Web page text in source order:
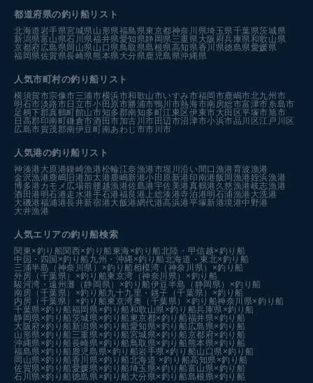
都道府県の釣り船リスト
北海道岩手県宮城県山形県福島県東京都神奈川県埼玉県千葉県茨城県
新潟県富山県石川県福井県愛知県静岡県三重県大阪府兵庫県和歌山県
京都府広島県岡山県山口県鳥取県島根県高知県香川県徳島県愛媛県
福岡県佐賀県長崎県熊本県大分県鹿児島県沖縄県
人気市町村の釣り船リスト
横須賀市宗像市三浦市横浜市和歌山市いすみ市福岡市鹿嶋市北九州市
明石市淡路市 日立市小田原市勝浦市鴨川市熱海市南房総市富津市糸島市
足柄下郡真鶴町館山市知多郡南知多町江東区伊東市大田区平塚市旭市
日高郡印南町鎌倉市酒田市加古川市 田辺市沼津市小浜市品川区江戸川区
広島市賀茂郡南伊豆町南あわじ市市川市
人気港の釣り船リスト
神湊港 大原港鐘崎漁港松輪江奈漁港市堀川沿い 間口漁港育波漁港
金沢漁港鹿嶋旧港加太港鹿嶋新港小田原新港 印南港飯岡漁港姪浜漁港
博多港カモメ広場前 腰越漁港佐島港宇佐美港真鶴港 久慈漁港岐志漁港
酒田港 明石港走水港手石港福良港 上総湊港寺泊港明石浦漁港 大洗港
大磯港福浦港長井新宿港大飯港網代港高浜港平塚新港境港中野港
大井漁港
人気エリアの釣り船検索
関東×釣り船関西×釣り船 東海×釣り船北陸・甲信越×釣り船
中国・四国×釣り船 九州・沖縄×釣り船北海道・東北×釣り船
三浦半島（神奈川県）×釣り船相模湾（神奈川県）×釣り船
外房（千葉県）×釣り船東京湾（神奈川県）×釣り船
駿河湾・遠州灘（静岡県）×釣り船伊豆半島（静岡県）×釣り船
南房（千葉県）×釣り船九十九里・銚子（千葉県）×釣り船
内房（千葉県）×釣り船東京湾奥（千葉県）×釣り船神奈川県×釣り船
千葉県×釣り船福岡県×釣り船和歌山県×釣り船兵庫県×釣り船
静岡県×釣り船茨城県×釣り船 東京都×釣り船福井県×釣り船
大阪府×釣り船 新潟県×釣り船愛知県×釣り船 広島県×釣り船
山形県×釣り船 三重県×釣り船宮城県×釣り船京都府×釣り船
沖縄県×釣り船長崎県×釣り船鳥取県×釣り船 熊本県×釣り船
福島県×釣り船 鹿児島県×釣り船岩手県×釣り船山口県×釣り船
岡山県×釣り船香川県×釣り船北海道 ×釣り船高知県×釣り船
佐賀県×釣り船愛媛県×釣り船埼玉県×釣り船富山県×釣り船
石川県×釣り船徳島県×釣り船 大分県×釣り船島根県×釣り船